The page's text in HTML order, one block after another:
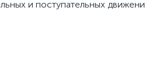
и поступательных движени